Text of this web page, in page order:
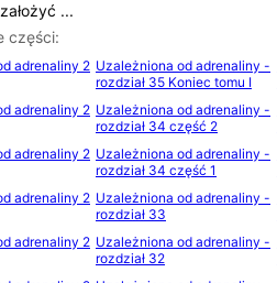
...
części
adrenaliny 2
adrenaliny 2
adrenaliny 2
adrenaliny 2
adrenaliny 2
Uzależniona od adrenaliny -
rozdział 35 Koniec tomu I
Uzależniona od adrenaliny -
rozdział 34 część 2
Uzależniona od adrenaliny -
rozdział 34 część 1
Uzależniona od adrenaliny -
rozdział 33
Uzależniona od adrenaliny -
rozdział 32